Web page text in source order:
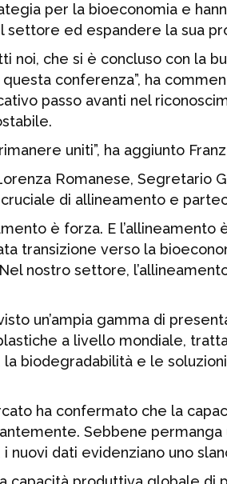
per la bioeconomia e
ed espandere la sua
noi, che si è concluso con la
conferenza”, ha
passo avanti nel
uniti”, ha aggiunto
Romanese, Segretario
di allineamento e
è forza. E
transizione verso la
nostro settore,
un’ampia gamma di
a livello mondiale,
la biodegradabilità e le
ha confermato che la
Sebbene
nuovi dati evidenziano uno